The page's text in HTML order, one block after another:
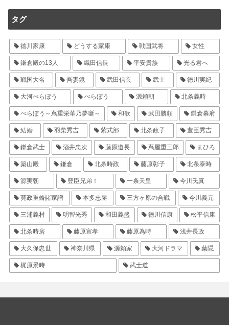
タグ
徳川家康 どうする家康 戦国武将 女性
鎌倉殿の13人 織田信長 平安貴族 光る君へ
戦国大名 吾妻鏡 武田信玄 武士 徳川実紀
大河べらぼう べらぼう 源頼朝 北条義時
べらぼう～蔦重栄華乃夢噺～ 和歌 武田勝頼 鎌倉幕府
結婚 羽柴秀吉 紫式部 北条政子 豊臣秀吉
鎌倉武士 酒井忠次 藤原道長 蔦屋重三郎 まひろ
築山殿 鎌倉 北条時政 藤原彰子 北条泰時
源実朝 豊臣兄弟！ 一条天皇 今川氏真
寛政重脩諸家譜 本多忠勝 三方ヶ原の合戦 今川義元
三浦義村 明智光秀 和田義盛 徳川信康 松平信康
北条時房 藤原宣孝 藤原為時 浅井長政
大久保忠世 神奈川県 源頼家 大河ドラマ 葉隠
梶原景時 武士道